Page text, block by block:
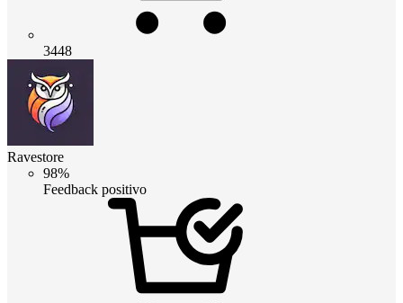
3448
Ravestore
98%
Feedback positivo